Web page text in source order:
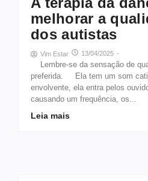
melhorar a
dos autistas
Vim Estar 13/04/2025 -
Lembre-se da sensação de
preferida. Ela tem um som
envolvente, ela entra pelos
causando um frequência, os...
Leia mais